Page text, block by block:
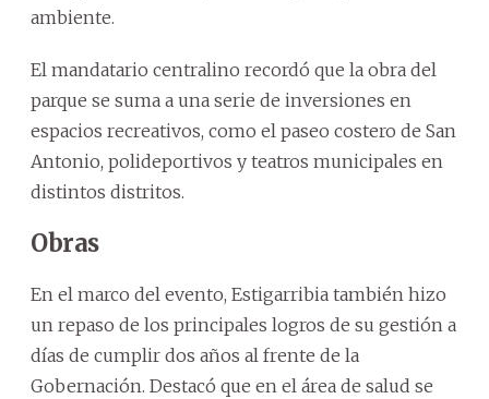
ambiente.
El mandatario centralino recordó que la obra del
parque se suma a una serie de inversiones en
espacios recreativos, como el paseo costero de San
Antonio, polideportivos y teatros municipales en
distintos distritos.
Obras
En el marco del evento, Estigarribia también hizo
un repaso de los principales logros de su gestión a
días de cumplir dos años al frente de la
Gobernación. Destacó que en el área de salud se